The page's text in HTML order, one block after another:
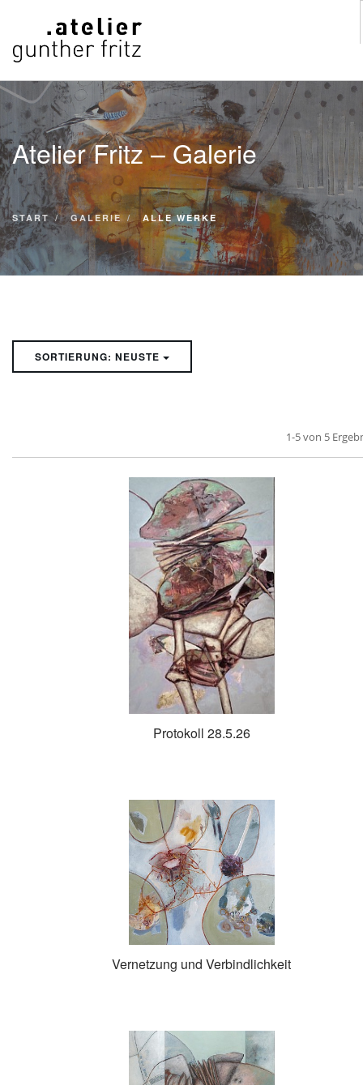
START
WERKE
VITA
KONTAKT
GALERIE
SUCHE
Atelier Fritz – Galerie
START GALERIE ALLE WERKE
SORTIERUNG: NEUSTE
1-5 von 5
Protokoll 28.5.26
Vernetzung und Verbindlichkeit